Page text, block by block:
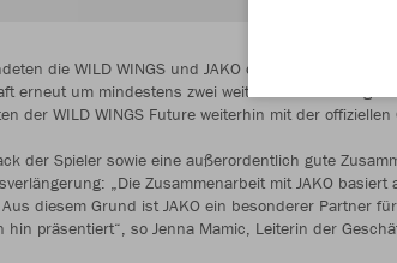
die WILD WINGS und JAKO den Beginn ihrer
erneut um mindestens zwei weitere Jahre
der WILD WINGS Future weiterhin mit der offiziellen
der Spieler sowie eine außerordentlich gute
„Die Zusammenarbeit mit JAKO
diesem Grund ist JAKO ein besonderer Partner
präsentiert“, so Jenna Mamic, Leiterin der